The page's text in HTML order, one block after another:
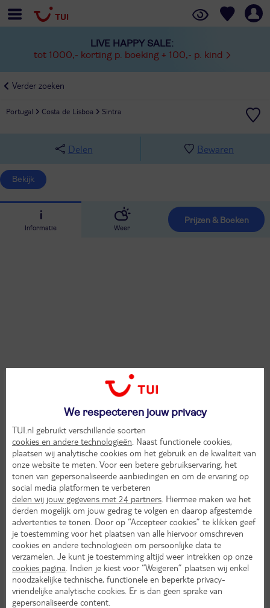
LIVE HAPPY SALE:
tot 1000,- korting p. boeking + 100,- p. kind
Verder zoeken
Portugal Costa de Lisboa Sintra
Delen Bewaren
Bekijk
Informatie Weer
Prijzen & Boeken
We respecteren jouw privacy
TUI.nl gebruikt verschillende soorten
cookies en andere technologieën . Naast functionele cookies,
plaatsen wij analytische cookies om het gebruik en de kwaliteit van
onze website te meten. Voor een betere gebruikservaring, het
tonen van gepersonaliseerde aanbiedingen en om de ervaring op
social media platformen te verbeteren
delen wij jouw gegevens met 24 partners . Hiermee maken we het
derden mogelijk om jouw gedrag te volgen en daarop afgestemde
advertenties te tonen. Door op “Accepteer cookies” te klikken geef
je toestemming voor het plaatsen van alle hiervoor omschreven
cookies en andere technologieën om persoonlijke data te
verzamelen. Je kunt je toestemming altijd weer intrekken op onze
cookies pagina . Indien je kiest voor “Weigeren” plaatsen wij enkel
noodzakelijke technische, functionele en beperkte privacy-
vriendelijke analytische cookies. Er is dan geen sprake van
gepersonaliseerde content.